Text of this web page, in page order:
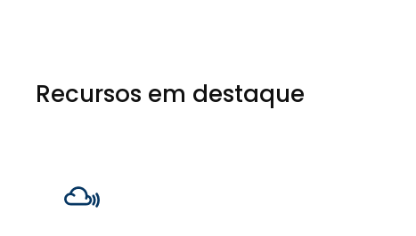
Recursos em destaque